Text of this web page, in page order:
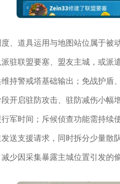
、道具运用与地图站位属于被
驻联盟要塞、盟友主城，或派
持警戒塔基础输出；免战护盾
开启驻防攻击、驻防减伤小幅
军时间；斥候侦查功能需持续
送支援请求，同时拆分少量散
少因采集暴露主城位置引发的偷